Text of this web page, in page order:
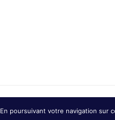
En poursuivant votre navigation sur